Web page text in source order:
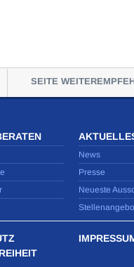
SEITE
News
Presse
Neueste